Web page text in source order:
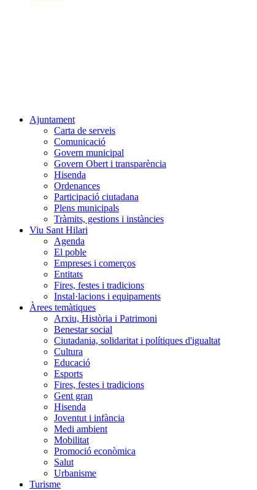
Ajuntament
Carta de serveis
Comunicació
Govern municipal
Govern Obert i transparència
Hisenda
Ordenances
Participació ciutadana
Plens municipals
Tràmits, gestions i instàncies
Viu Sant Hilari
Agenda
El poble
Empreses i comerços
Entitats
Fires, festes i tradicions
Instal·lacions i equipaments
Àrees temàtiques
Arxiu, Història i Patrimoni
Benestar social
Ciutadania, solidaritat i polítiques d'igualtat
Cultura
Educació
Esports
Fires, festes i tradicions
Gent gran
Hisenda
Joventut i infància
Medi ambient
Mobilitat
Promoció econòmica
Salut
Urbanisme
Turisme